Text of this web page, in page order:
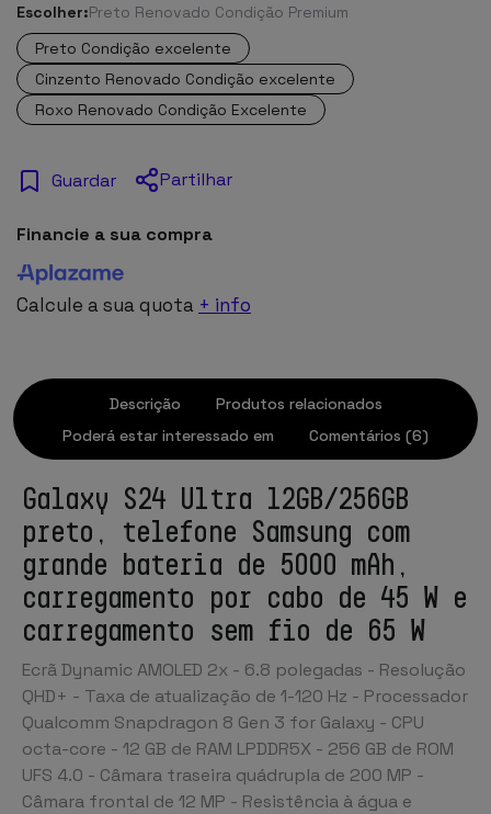
Escolher:Preto Renovado Condição Premium
Preto Condição excelente
Cinzento Renovado Condição excelente
Roxo Renovado Condição Excelente
Guardar Partilhar
Financie a sua compra
Calcule a sua quota + info
Descrição
Produtos relacionados
Poderá estar interessado em
Comentários (6)
Galaxy S24 Ultra 12GB/256GB
preto, telefone Samsung com
grande bateria de 5000 mAh,
carregamento por cabo de 45 W e
carregamento sem fio de 65 W
Ecrã Dynamic AMOLED 2x - 6.8 polegadas - Resolução
QHD+ - Taxa de atualização de 1-120 Hz - Processador
Qualcomm Snapdragon 8 Gen 3 for Galaxy - CPU
octa-core - 12 GB de RAM LPDDR5X - 256 GB de ROM
UFS 4.0 - Câmara traseira quádrupla de 200 MP -
Câmara frontal de 12 MP - Resistência à água e